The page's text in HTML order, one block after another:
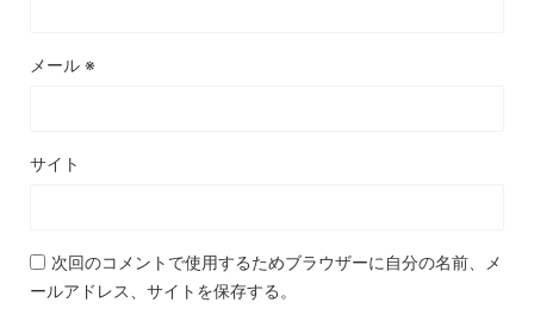
メール ※
サイト
次回のコメントで使用するためブラウザーに自分の名前、メ
ールアドレス、サイトを保存する。